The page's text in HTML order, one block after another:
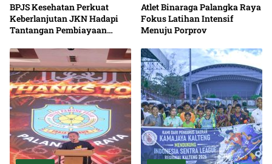
BPJS Kesehatan Perkuat
Keberlanjutan JKN Hadapi
Tantangan Pembiayaan
Atlet Binaraga Palangka Raya
Fokus Latihan Intensif
Menuju Porprov